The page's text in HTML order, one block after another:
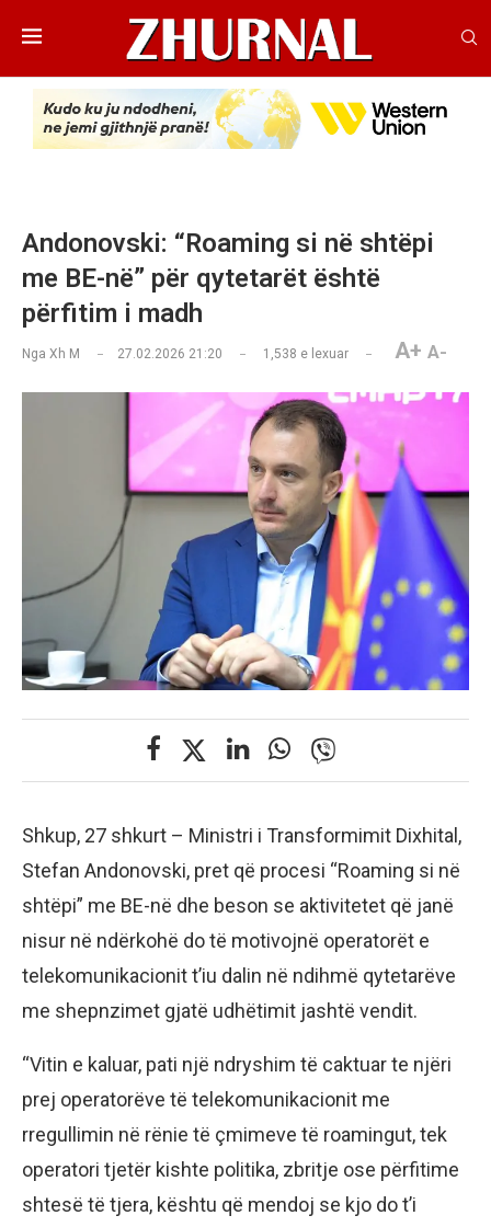
Andonovski: “Roaming si në shtëpi
me BE-në” për qytetarët është
përfitim i madh
Nga Xh M 27.02.2026 21:20 1,538 e lexuar A+ A-
Shkup, 27 shkurt – Ministri i Transformimit Dixhital,
Stefan Andonovski, pret që procesi “Roaming si në
shtëpi” me BE-në dhe beson se aktivitetet që janë
nisur në ndërkohë do të motivojnë operatorët e
telekomunikacionit t’iu dalin në ndihmë qytetarëve
me shepnzimet gjatë udhëtimit jashtë vendit.
“Vitin e kaluar, pati një ndryshim të caktuar te njëri
prej operatorëve të telekomunikacionit me
rregullimin në rënie të çmimeve të roamingut, tek
operatori tjetër kishte politika, zbritje ose përfitime
shtesë të tjera, kështu që mendoj se kjo do t’i